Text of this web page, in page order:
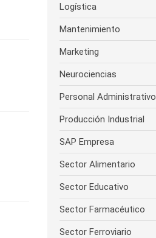
Logística
Mantenimiento
Marketing
Neurociencias
Personal Administrativo
Producción Industrial
SAP Empresa
Sector Alimentario
Sector Educativo
Sector Farmacéutico
Sector Ferroviario